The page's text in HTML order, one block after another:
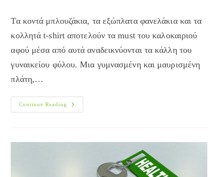
Τα κοντά μπλουζάκια, τα εξώπλατα φανελάκια και τα
κολλητά t-shirt αποτελούν τα must του καλοκαιριού
αφού μέσα από αυτά αναδεικνύoνται τα κάλλη του
γυναικείου φύλου. Μια γυμνασμένη και μαυρισμένη
πλάτη,…
Continue Reading
Για
Μια